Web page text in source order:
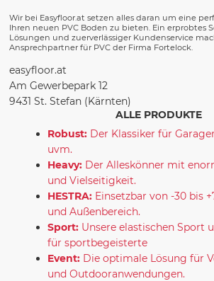
Wir bei Easyfloor.at setzen alles daran um eine
Ihren neuen PVC Boden zu bieten. Ein erprobtes
Lösungen und zuerverlässiger Kundenservice
Ansprechpartner für PVC der Firma Fortelock.
easyfloor.at
Am Gewerbepark 12
9431 St. Stefan (Kärnten)
ALLE PRODUKTE
Robust: Der Klassiker für
uvm.
Heavy: Der Alleskönner mit
und Vielseitigkeit.
HESTRA: Einsetzbar von -30 bis
und Außenbereich.
Sport: Unsere elastischen Sport
für sportbegeisterte
Event: Die optimale Lösung für
und Outdooranwendungen.